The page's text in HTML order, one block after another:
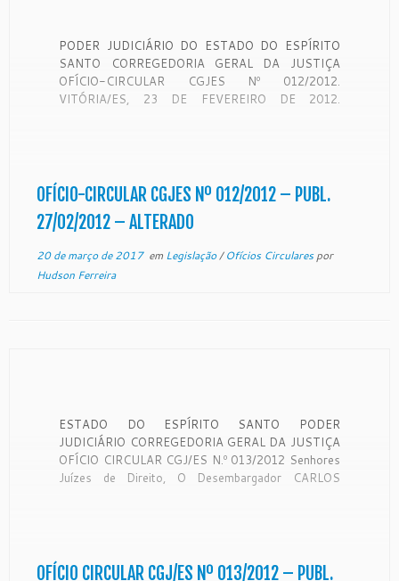
PODER JUDICIÁRIO DO ESTADO DO ESPÍRITO
SANTO CORREGEDORIA GERAL DA JUSTIÇA
OFÍCIO-CIRCULAR CGJES Nº 012/2012.
VITÓRIA/ES, 23 DE FEVEREIRO DE 2012.
ADMINISTRATIVA, COM JURISDIÇÃO EM TODO
O […]
OFÍCIO-CIRCULAR CGJES Nº 012/2012 – PUBL.
27/02/2012 – ALTERADO
20 de março de 2017em Legislação/Ofícios Circularespor
Hudson Ferreira
ESTADO DO ESPÍRITO SANTO PODER
JUDICIÁRIO CORREGEDORIA GERAL DA JUSTIÇA
OFÍCIO CIRCULAR CGJ/ES N.º 013/2012 Senhores
Juízes de Direito, O Desembargador CARLOS
orientação administrativa, […]
OFÍCIO CIRCULAR CGJ/ES Nº 013/2012 – PUBL.